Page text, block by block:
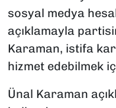
sosyal medya
açıklamayla
Karaman, istifa
hizmet edebilmek
Ünal Karaman